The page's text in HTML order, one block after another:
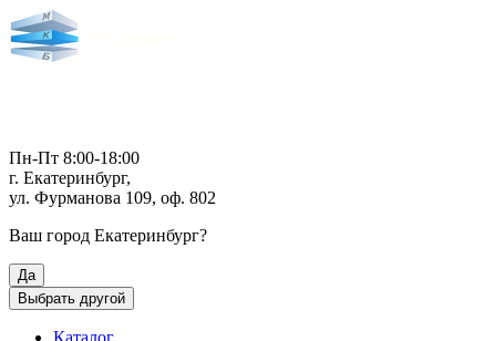
Пн-Пт 8:00-18:00
г. Екатеринбург,
ул. Фурманова 109, оф. 802
Ваш город Екатеринбург?
Да
Выбрать другой
Каталог